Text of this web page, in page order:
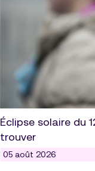
Éclipse solaire du
trouver
05 août 2026